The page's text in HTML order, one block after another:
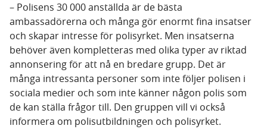
– Polisens 30 000 anställda är de bästa
ambassadörerna och många gör enormt fina insatser
och skapar intresse för polisyrket. Men insatserna
behöver även kompletteras med olika typer av riktad
annonsering för att nå en bredare grupp. Det är
många intressanta personer som inte följer polisen i
sociala medier och som inte känner någon polis som
de kan ställa frågor till. Den gruppen vill vi också
informera om polisutbildningen och polisyrket.